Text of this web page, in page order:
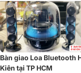
Được thiết kế với thân
hoặc đứng. Dễ dàng
thu vào, được thiết kế
Bàn giao Loa Bluetooth
Kiên tại TP HCM